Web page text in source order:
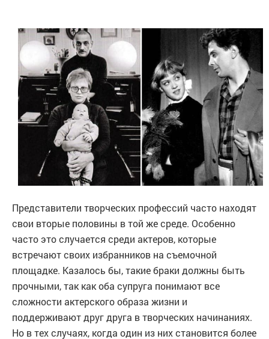
Представители творческих профессий часто находят
свои вторые половины в той же среде. Особенно
часто это случается среди актеров, которые
встречают своих избранников на съемочной
площадке. Казалось бы, такие браки должны быть
прочными, так как оба супруга понимают все
сложности актерского образа жизни и
поддерживают друг друга в творческих начинаниях.
Но в тех случаях, когда один из них становится более